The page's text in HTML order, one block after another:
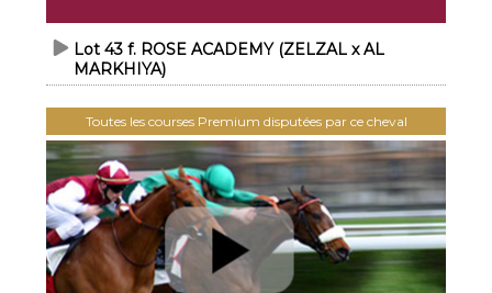
Lot 43 f. ROSE ACADEMY (ZELZAL x AL
MARKHIYA)
Toutes les courses Premium disputées par ce cheval